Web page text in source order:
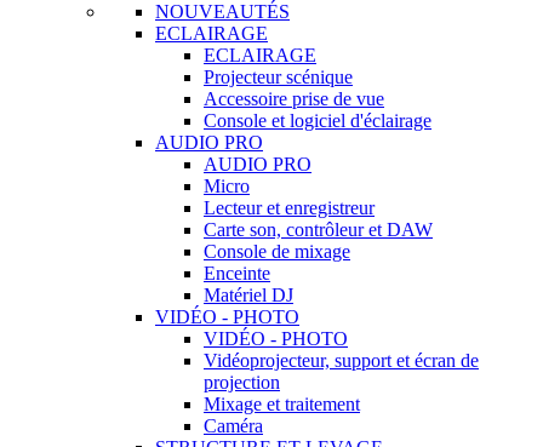
NOUVEAUTÉS
ECLAIRAGE
ECLAIRAGE
Projecteur scénique
Accessoire prise de vue
Console et logiciel d'éclairage
AUDIO PRO
AUDIO PRO
Micro
Lecteur et enregistreur
Carte son, contrôleur et DAW
Console de mixage
Enceinte
Matériel DJ
VIDÉO - PHOTO
VIDÉO - PHOTO
Vidéoprojecteur, support et écran de
projection
Mixage et traitement
Caméra